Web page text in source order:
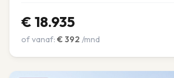
€ 18.935
of vanaf: € 392 /mnd